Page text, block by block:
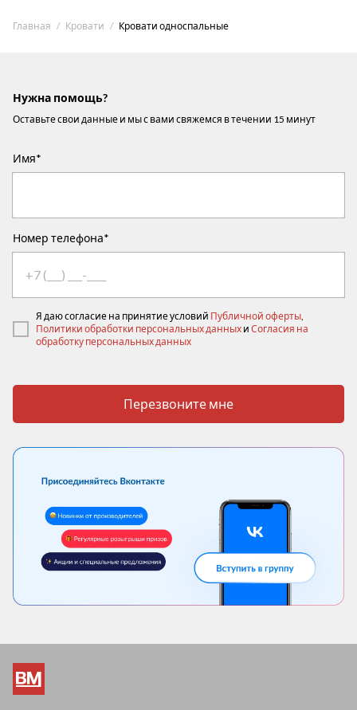
Главная Кровати Кровати односпальные
Нужна помощь?
Оставьте свои данные и мы с вами свяжемся в течении 15 минут
Имя*
Номер телефона*
Я даю согласие на принятие условий Публичной оферты,
Политики обработки персональных данных и Согласия на
обработку персональных данных
Перезвоните мне